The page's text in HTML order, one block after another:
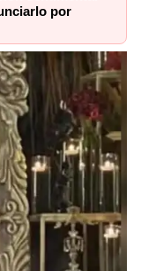
por